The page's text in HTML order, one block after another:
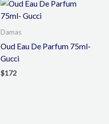
Damas
Oud Eau De Parfum 75ml-
Gucci
$172